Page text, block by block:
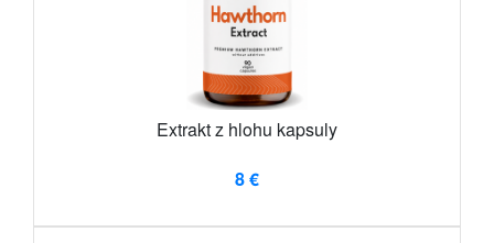
Extrakt z hlohu kapsuly
8 €